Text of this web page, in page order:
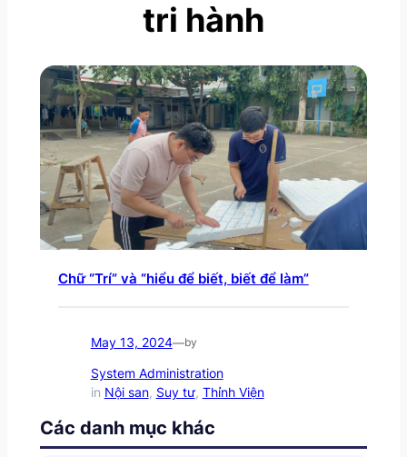
tri hành
Chữ “Trí” và “hiểu để biết, biết để làm”
May 13, 2024—by
System Administration
in Nội san, Suy tư, Thỉnh Viện
Các danh mục khác